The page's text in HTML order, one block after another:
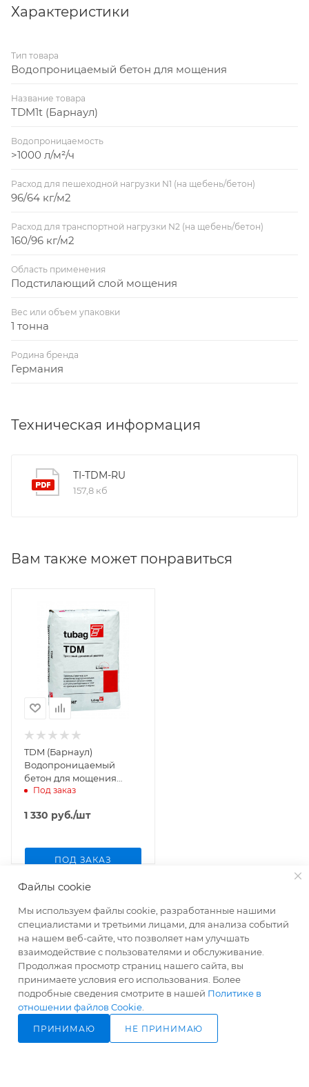
ПОД ЗАКАЗ
Характеристики
Тип товара
Водопроницаемый бетон для мощения
Название товара
TDM1t (Барнаул)
Водопроницаемость
>1000 л/м²/ч
Расход для пешеходной нагрузки N1 (на щебень/бетон)
96/64 кг/м2
Расход для транспортной нагрузки N2 (на щебень/бетон)
160/96 кг/м2
Область применения
Подстилающий слой мощения
Вес или объем упаковки
1 тонна
Родина бренда
Германия
Техническая информация
TI-TDM-RU
157,8 кб
Вам также может понравиться
TDM (Барнаул)
Водопроницаемый
бетон для мощения
quick-mix, 40 кг
Под заказ
1 330 руб./шт
ПОД ЗАКАЗ
О КОМПАНИИ УСЛУГИ КАК КУПИТЬ
ПРОИЗВОДИТЕЛИ МАГАЗИНЫ
Файлы cookie
Мы используем файлы cookie, разработанные нашими
специалистами и третьими лицами, для анализа событий
на нашем веб-сайте, что позволяет нам улучшать
взаимодействие с пользователями и обслуживание.
Продолжая просмотр страниц нашего сайта, вы
принимаете условия его использования. Более
подробные сведения смотрите в нашей Политике в
отношении файлов Cookie
ПРИНИМАЮ НЕ ПРИНИМАЮ